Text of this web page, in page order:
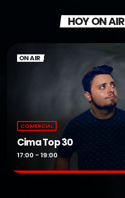
HOY ON AIR
ON AIR
COMERCIAL
Cima Top 30
17:00 - 19:00